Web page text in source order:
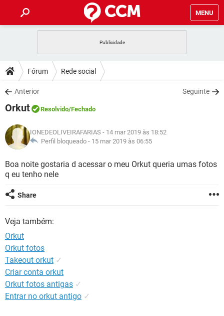
MENU
CELULAR
OUTLOOK
INSTAGRAM
GUIA DE COMPRAS
DICAS
JOGOS
INSTAGRAM GMAIL
GUIA DE COMPRAS
DOWNLOADS
JOGOS
CELULAR
OUTLOOK EXCEL
INSTAGRAM GMAIL
GUIA DE COMPRAS
JOGOS WHATSAPP
CELULAR
OUTLOOK EXCEL
GLOSSÁRIO
WHATSAPP
CELULAR
OUTLOOK
GUIA DE COMPRAS
Fórum Rede social
Anterior Seguinte
Orkut Resolvido/Fechado
IONEDEOLIVEIRAFARIAS - 14 mar 2019 às 18:52
Perfil bloqueado - 15 mar 2019 às 06:55
Boa noite gostaria d acessar o meu Orkut queria umas fotos
q eu tenho nele
Share
Veja também:
Orkut
Orkut fotos
Takeout orkut ✓
Criar conta orkut
Orkut fotos antigas ✓
Entrar no orkut antigo ✓